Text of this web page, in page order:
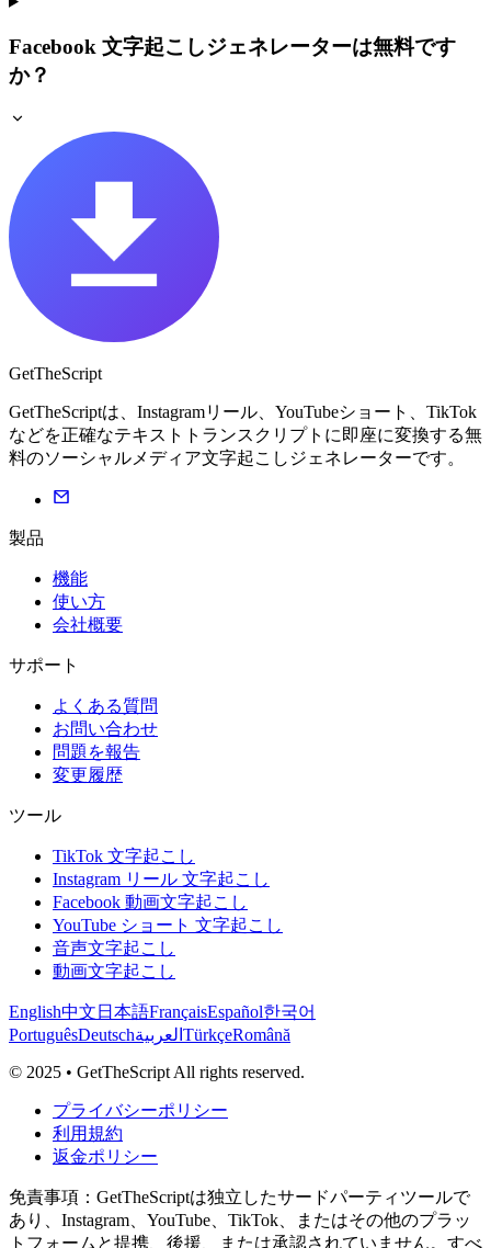
Facebook 文字起こしジェネレーターは無料です
か？
GetTheScript
GetTheScriptは、Instagramリール、YouTubeショート、TikTok
などを正確なテキストトランスクリプトに即座に変換する無
料のソーシャルメディア文字起こしジェネレーターです。
製品
機能
使い方
会社概要
サポート
よくある質問
お問い合わせ
問題を報告
変更履歴
ツール
TikTok 文字起こし
Instagram リール 文字起こし
Facebook 動画文字起こし
YouTube ショート 文字起こし
音声文字起こし
動画文字起こし
English中文 日本語FrançaisEspañol한국어
PortuguêsDeutschالعربية TürkçeRomână
© 2025 • GetTheScript All rights reserved.
プライバシーポリシー
利用規約
返金ポリシー
免責事項：GetTheScriptは独立したサードパーティツールで
あり、Instagram、YouTube、TikTok、またはその他のプラッ
トフォームと提携、後援、または承認されていません。すべ